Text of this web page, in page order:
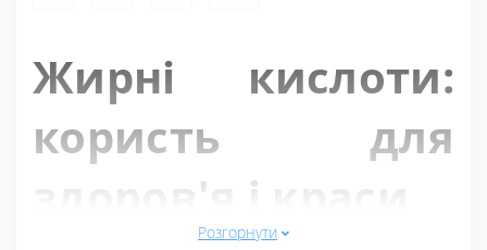
Жирні кислоти:
користь для
здоров'я і краси
Жирні кислоти є незамінними компонентами раціону,
Розгорнути